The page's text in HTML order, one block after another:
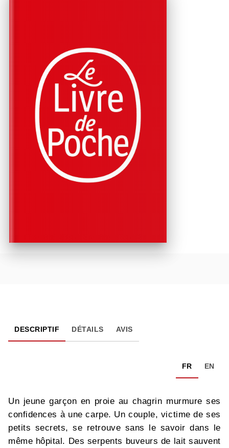
DESCRIPTIF DÉTAILS AVIS
FR EN
Un jeune garçon en proie au chagrin murmure ses
confidences à une carpe. Un couple, victime de ses
petits secrets, se retrouve sans le savoir dans le
même hôpital. Des serpents buveurs de lait sauvent